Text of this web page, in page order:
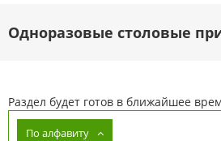
Одноразовые столовые
Раздел будет готов в ближайшее
По алфавиту